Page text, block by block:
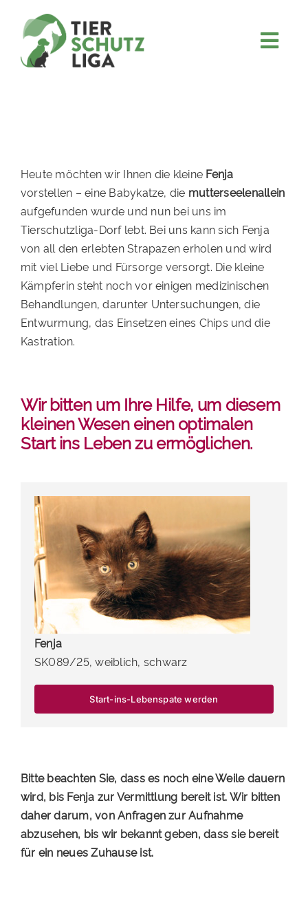
content
FÖRDERN & VERERBEN
KOOPERATIONEN
TIERHEIMTIERE
TIERHEIME
PATENSCHAFTEN
Heute möchten wir Ihnen die kleine Fenja
vorstellen – eine Babykatze, die mutterseelenallein
aufgefunden wurde und nun bei uns im
Tierschutzliga-Dorf lebt. Bei uns kann sich Fenja
von all den erlebten Strapazen erholen und wird
mit viel Liebe und Fürsorge versorgt. Die kleine
Kämpferin steht noch vor einigen medizinischen
Behandlungen, darunter Untersuchungen, die
Entwurmung, das Einsetzen eines Chips und die
Kastration.
Wir bitten um Ihre Hilfe, um diesem
kleinen Wesen einen optimalen
Start ins Leben zu ermöglichen.
Fenja
SK089/25, weiblich, schwarz
Start-ins-Lebenspate werden
Bitte beachten Sie, dass es noch eine Weile dauern
wird, bis Fenja zur Vermittlung bereit ist. Wir bitten
daher darum, von Anfragen zur Aufnahme
abzusehen, bis wir bekannt geben, dass sie bereit
für ein neues Zuhause ist.